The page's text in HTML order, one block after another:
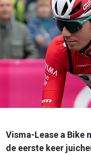
Visma-Lease a Bike
de eerste keer